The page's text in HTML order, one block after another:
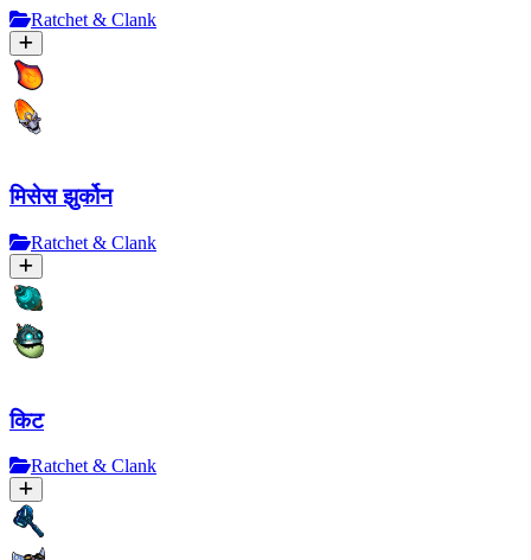
Ratchet & Clank
मिसेस झुर्कोन
Ratchet & Clank
किट
Ratchet & Clank